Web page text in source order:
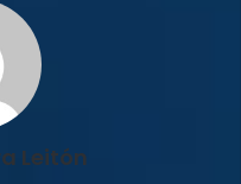
Leitón